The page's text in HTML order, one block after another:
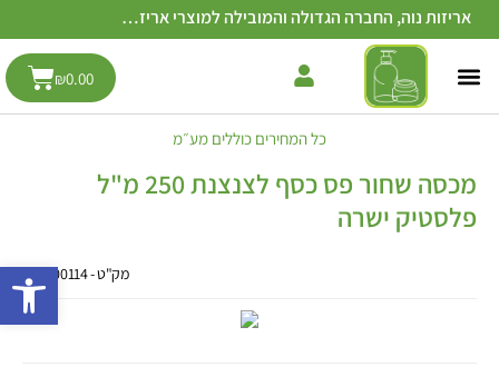
פתח
אריזות נוה, החברה הגדולה והמובילה למוצרי אריזה בישראל
₪0.00
כל המחירים כוללים מע״מ
מכסה שחור פס כסף לצנצנת 250 מ"ל
פלסטיק ישרה
מק"ט - PLC100114